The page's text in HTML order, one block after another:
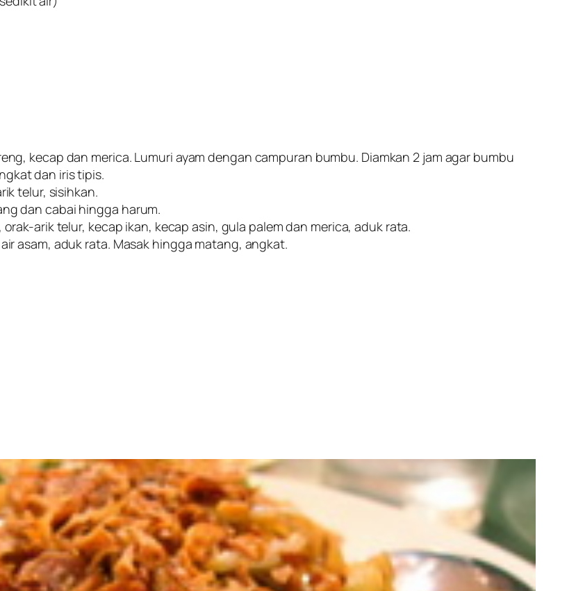
kecap dan merica. Lumuri ayam dengan campuran bumbu. Diamkan 2 jam agar bumbu
dan iris tipis.
telur, sisihkan.
dan cabai hingga harum.
arik telur, kecap ikan, kecap asin, gula palem dan merica, aduk rata.
asam, aduk rata. Masak hingga matang, angkat.